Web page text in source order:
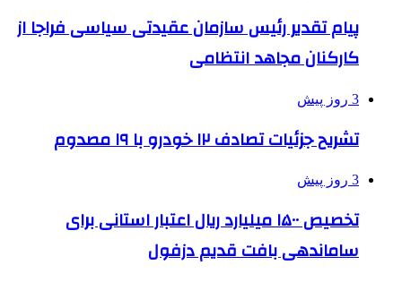
پیام تقدیر رئیس سازمان عقیدتی سیاسی فراجا از
کارکنان مجاهد انتظامی
3 روز پیش
تشریح جزئیات تصادف ۱۲ خودرو با ۱۹ مصدوم
3 روز پیش
تخصیص ۱۵۰۰ میلیارد ریال اعتبار استانی برای
ساماندهی بافت قدیم دزفول